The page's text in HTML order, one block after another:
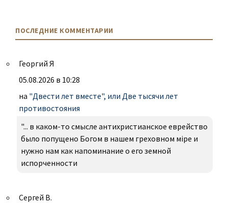
ПОСЛЕДНИЕ КОММЕНТАРИИ
Георгий Я
05.08.2026 в 10:28
на "Двести лет вместе", или Две тысячи лет
противостояния
"... в каком-то смысле антихристианское еврейство
было попущено Богом в нашем греховном міре и
нужно нам как напоминание о его земной
испорченности
Сергей В.